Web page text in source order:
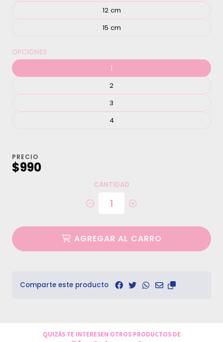
12 cm
15 cm
OPCIONES
1
2
3
4
PRECIO
$990
CANTIDAD
AGREGAR AL CARRO
Comparte este producto
QUIZÁS TE INTERESEN OTROS PRODUCTOS DE